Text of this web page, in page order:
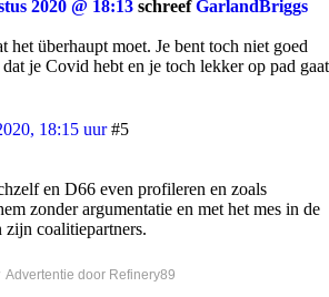
2020 @ 18:13 schreefGarlandBriggs
het überhaupt moet. Je bent toch niet goed
je Covid hebt en je toch lekker op pad gaat
18:15 uur #5
en D66 even profileren en zoals
zonder argumentatie en met het mes in de
coalitiepartners.
Advertentie door Refinery89